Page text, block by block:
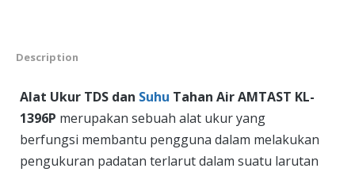
Description
Alat Ukur TDS dan Suhu Tahan Air AMTAST KL-
1396P merupakan sebuah alat ukur yang
berfungsi membantu pengguna dalam melakukan
pengukuran padatan terlarut dalam suatu larutan